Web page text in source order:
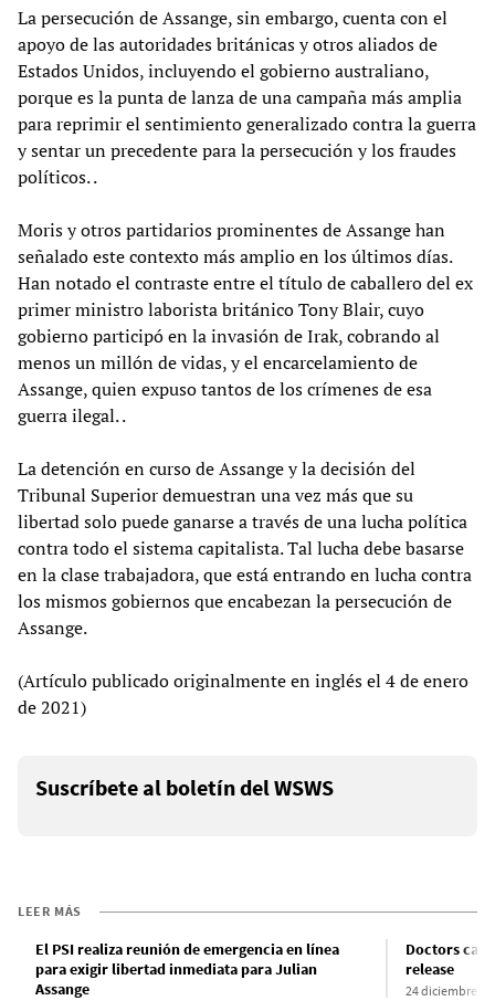
La persecución de Assange, sin embargo, cuenta con el
apoyo de las autoridades británicas y otros aliados de
Estados Unidos, incluyendo el gobierno australiano,
porque es la punta de lanza de una campaña más amplia
para reprimir el sentimiento generalizado contra la guerra
y sentar un precedente para la persecución y los fraudes
políticos. .
Moris y otros partidarios prominentes de Assange han
señalado este contexto más amplio en los últimos días.
Han notado el contraste entre el título de caballero del ex
primer ministro laborista británico Tony Blair, cuyo
gobierno participó en la invasión de Irak, cobrando al
menos un millón de vidas, y el encarcelamiento de
Assange, quien expuso tantos de los crímenes de esa
guerra ilegal. .
La detención en curso de Assange y la decisión del
Tribunal Superior demuestran una vez más que su
libertad solo puede ganarse a través de una lucha política
contra todo el sistema capitalista. Tal lucha debe basarse
en la clase trabajadora, que está entrando en lucha contra
los mismos gobiernos que encabezan la persecución de
Assange.
(Artículo publicado originalmente en inglés el 4 de enero
de 2021)
Suscríbete al boletín del WSWS
LEER MÁS
El PSI realiza reunión de emergencia en línea
para exigir libertad inmediata para Julian
Assange
Doctors call
release
24 diciembre